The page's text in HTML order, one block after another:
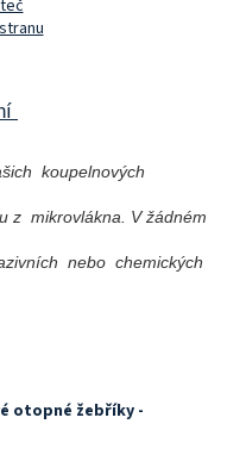
koupelnových
z mikrovlákna. V žádném
nebo chemických
otopné žebříky -